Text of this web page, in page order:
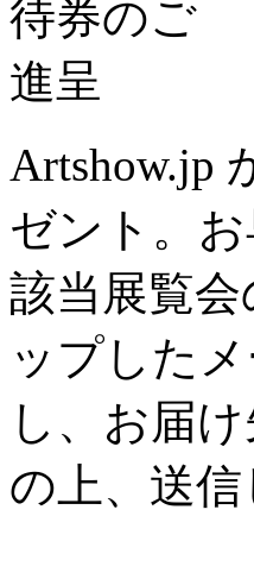
Artshow.jp
ゼント。
該当展覧
ップした
し、お届
の上、送信